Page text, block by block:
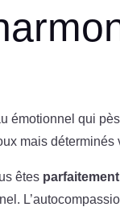
émotionnel qui
mais déterminés
êtes